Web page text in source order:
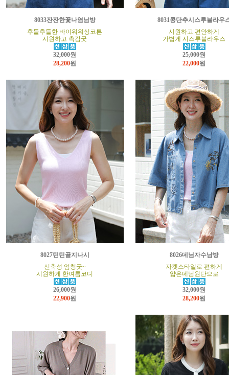
8033잔잔한꽃나염남방
후들후들한 바이워워싱코튼
시원하고 촉감굿
32,000원
28,200원
8031콩단추시스루블라우
시원하고 편안하게
가볍게 시스루블라우스
25,000원
22,000원
8027틴틴골지나시
신축성 엄청굿~
시원하게 한여름코디
26,000원
22,900원
8026데님자수남방
자켓스타일로 편하게
얇은데님원단으로
32,000원
28,200원